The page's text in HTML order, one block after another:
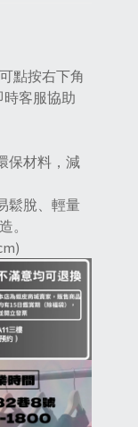
點按右下角
時客服協助
保材料，減
鬆脫、輕量
。